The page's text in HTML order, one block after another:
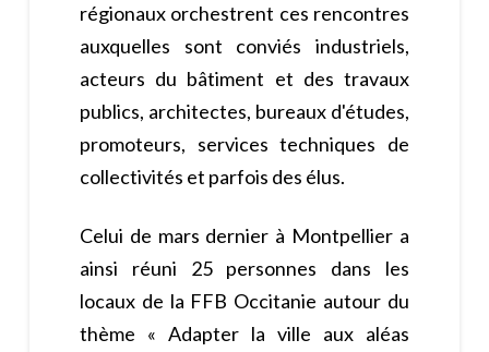
régionaux orchestrent ces rencontres
auxquelles sont conviés industriels,
acteurs du bâtiment et des travaux
publics, architectes, bureaux d'études,
promoteurs, services techniques de
collectivités et parfois des élus.
Celui de mars dernier à Montpellier a
ainsi réuni 25 personnes dans les
locaux de la FFB Occitanie autour du
thème « Adapter la ville aux aléas